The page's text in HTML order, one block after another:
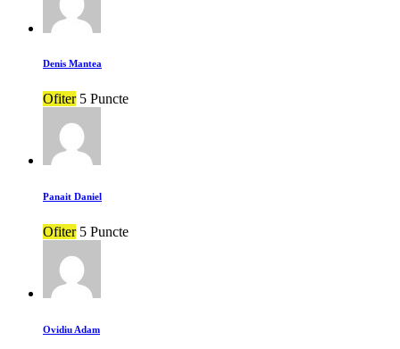
Denis Mantea
Ofiter 5 Puncte
Panait Daniel
Ofiter 5 Puncte
Ovidiu Adam